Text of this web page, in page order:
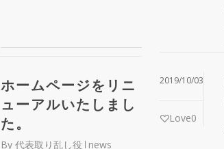
2019/10/03
Love0
ホームページをリニ
ューアルいたしまし
た。
By 代表取り乱し役 news